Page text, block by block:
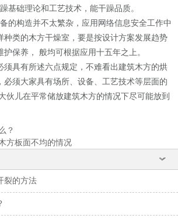
基础理论和工艺技术，能干躁品质。
备的构造并不太繁杂，应用网络信息安全工作中
种类的木方干燥室，要是按设计方案发展趋势
保养， 般均可根据应用十五年之上。
须具有所述六点规定，不难看出建筑木方的烘
必须大家具有场所、设备、工艺技术等层面的
伙儿在平常储放建筑木方的情况下尽可能放到
？
方板面不均的情况
裂的方法